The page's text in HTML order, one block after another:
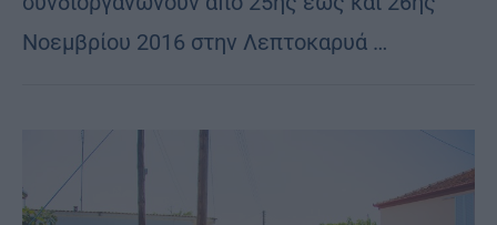
Νοεμβρίου 2016 στην Λεπτοκαρυά …